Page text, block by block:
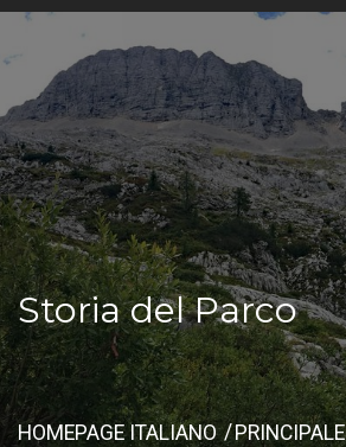
Storia del Parco
HOMEPAGE ITALIANO PRINCIPALE